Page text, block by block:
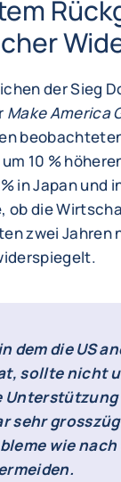
der Sieg
Make America
10 %
in Japan und
ob die
zwei Jahren
dem die US
sollte nicht
Unterstützung
sehr
wie nach